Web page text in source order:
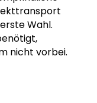
Wahl.
nicht vorbei.